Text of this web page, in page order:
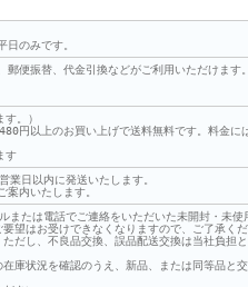
日のみです。
便振替、代金引換などがご利用いただけます。
。）
円以上のお買い上げで送料無料です。料金に
す
業日以内に発送いたします。
内いたします。
たは電話でご連絡をいただいた未開封・未使
望はお受けできなくなりますので、ご了承くだ
だし、不良品交換、誤品配送交換は当社負担
庫状況を確認のうえ、新品、または同等品と